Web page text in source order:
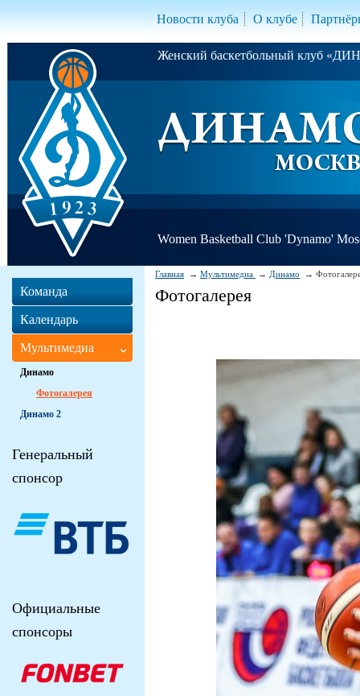
Новости клуба О клубе
Женский баскетбольный клуб
Women Basketball Club 'Dynamo'
Главная Мультимедиа Динамо
Фотогалерея
Команда
Календарь
Мультимедиа
Динамо
Фотогалерея
Динамо 2
Генеральный
спонсор
Официальные
спонсоры